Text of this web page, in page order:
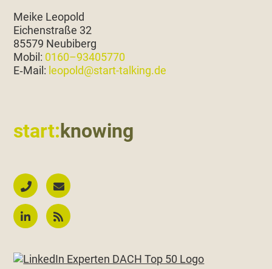
Meike Leopold
Eichen­straße 32
85579 Neubiberg
Mobil: 0160–93405770
E‑Mail: leopold@start-talking.de
start:knowing